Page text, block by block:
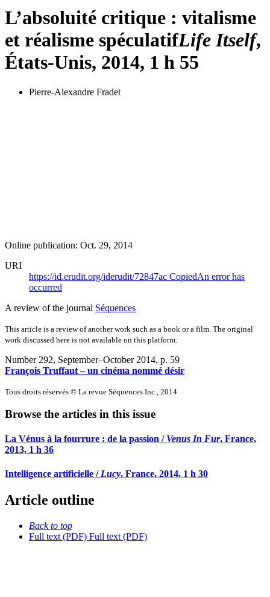
L’absoluité critique : vitalisme
et réalisme spéculatifLife Itself,
États-Unis, 2014, 1 h 55
Pierre-Alexandre Fradet
Online publication: Oct. 29, 2014
URI
https://id.erudit.org/iderudit/72847ac CopiedAn error has
occurred
A review of the journal Séquences
This article is a review of another work such as a book or a film. The original
work discussed here is not available on this platform.
Number 292, September–October 2014, p. 59
François Truffaut – un cinéma nommé désir
Tous droits réservés © La revue Séquences Inc., 2014
Browse the articles in this issue
La Vénus à la fourrure : de la passion / Venus In Fur, France,
2013, 1 h 36
Intelligence artificielle / Lucy, France, 2014, 1 h 30
Article outline
Back to top
Full text (PDF) Full text (PDF)